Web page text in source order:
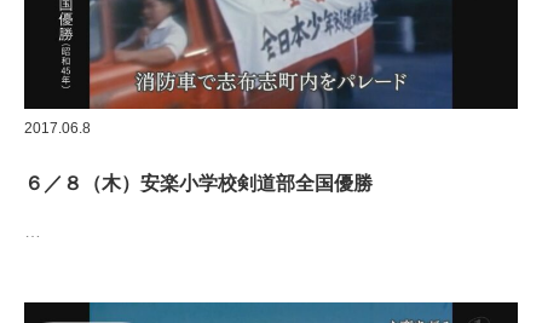
2017.06.8
６／８（木）安楽小学校剣道部全国優勝
…